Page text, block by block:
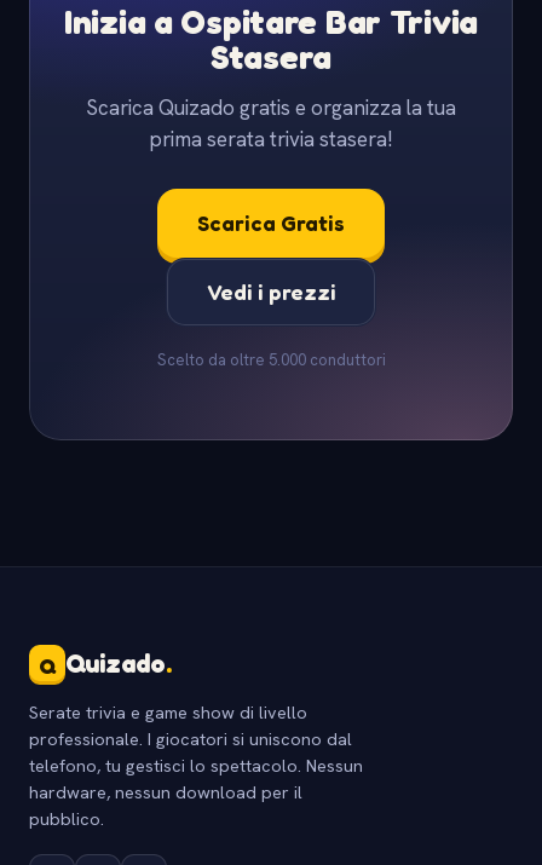
Inizia a Ospitare Bar Trivia
Stasera
Scarica Quizado gratis e organizza la tua
prima serata trivia stasera!
Scarica Gratis
Vedi i prezzi
Scelto da oltre 5.000 conduttori
Q Quizado.
Serate trivia e game show di livello
professionale. I giocatori si uniscono dal
telefono, tu gestisci lo spettacolo. Nessun
hardware, nessun download per il
pubblico.